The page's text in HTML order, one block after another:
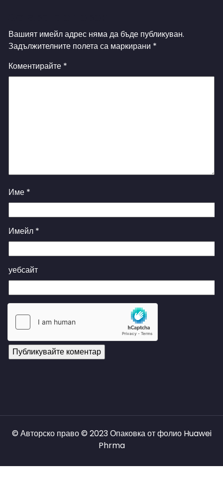
Вашият имейл адрес няма да бъде публикуван.
Задължителните полета са маркирани *
Коментирайте *
Име *
Имейл *
уебсайт
© Авторско право © 2023 Опаковка от фолио Huawei
Phrma